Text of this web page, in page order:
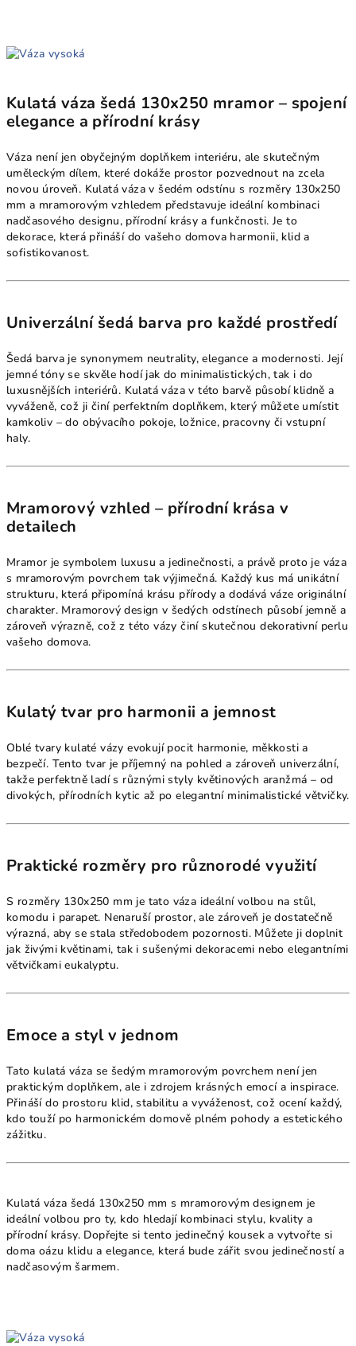
Kulatá váza šedá 130x250 mramor – spojení
elegance a přírodní krásy
Váza není jen obyčejným doplňkem interiéru, ale skutečným
uměleckým dílem, které dokáže prostor pozvednout na zcela
novou úroveň. Kulatá váza v šedém odstínu s rozměry 130x250
mm a mramorovým vzhledem představuje ideální kombinaci
nadčasového designu, přírodní krásy a funkčnosti. Je to
dekorace, která přináší do vašeho domova harmonii, klid a
sofistikovanost.
Univerzální šedá barva pro každé prostředí
Šedá barva je synonymem neutrality, elegance a modernosti. Její
jemné tóny se skvěle hodí jak do minimalistických, tak i do
luxusnějších interiérů. Kulatá váza v této barvě působí klidně a
vyváženě, což ji činí perfektním doplňkem, který můžete umístit
kamkoliv – do obývacího pokoje, ložnice, pracovny či vstupní
haly.
Mramorový vzhled – přírodní krása v
detailech
Mramor je symbolem luxusu a jedinečnosti, a právě proto je váza
s mramorovým povrchem tak výjimečná. Každý kus má unikátní
strukturu, která připomíná krásu přírody a dodává váze originální
charakter. Mramorový design v šedých odstínech působí jemně a
zároveň výrazně, což z této vázy činí skutečnou dekorativní perlu
vašeho domova.
Kulatý tvar pro harmonii a jemnost
Oblé tvary kulaté vázy evokují pocit harmonie, měkkosti a
bezpečí. Tento tvar je příjemný na pohled a zároveň univerzální,
takže perfektně ladí s různými styly květinových aranžmá – od
divokých, přírodních kytic až po elegantní minimalistické větvičky.
Praktické rozměry pro různorodé využití
S rozměry 130x250 mm je tato váza ideální volbou na stůl,
komodu i parapet. Nenaruší prostor, ale zároveň je dostatečně
výrazná, aby se stala středobodem pozornosti. Můžete ji doplnit
jak živými květinami, tak i sušenými dekoracemi nebo elegantními
větvičkami eukalyptu.
Emoce a styl v jednom
Tato kulatá váza se šedým mramorovým povrchem není jen
praktickým doplňkem, ale i zdrojem krásných emocí a inspirace.
Přináší do prostoru klid, stabilitu a vyváženost, což ocení každý,
kdo touží po harmonickém domově plném pohody a estetického
zážitku.
Kulatá váza šedá 130x250 mm s mramorovým designem je
ideální volbou pro ty, kdo hledají kombinaci stylu, kvality a
přírodní krásy. Dopřejte si tento jedinečný kousek a vytvořte si
doma oázu klidu a elegance, která bude zářit svou jedinečností a
nadčasovým šarmem.